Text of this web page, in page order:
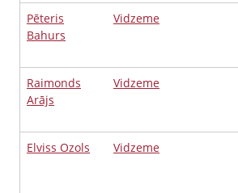
Pēteris
Bahurs
Vidzeme
Raimonds
Arājs
Vidzeme
Elviss Ozols Vidzeme